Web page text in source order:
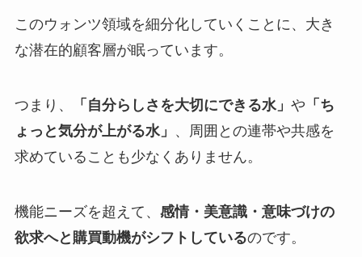
このウォンツ領域を細分化していくことに、大き
な潜在的顧客層が眠っています。
つまり、 「自分らしさを大切にできる水」 や 「ち
ょっと気分が上がる水」 、周囲との連帯や共感を
求めていることも少なくありません。
機能ニーズを超えて、 感情・美意識・意味づけの
欲求へと購買動機がシフトしているのです。